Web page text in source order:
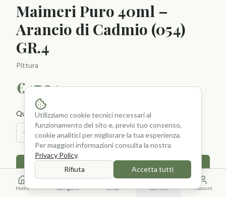
Maimeri Puro 40ml –
Arancio di Cadmio (054)
GR.4
Pittura
€47.34
Quantità
1
Aggiungi al Carrello
Home Categorie Cerca Carrello Account
Utilizziamo cookie tecnici necessari al
funzionamento del sito e, previo tuo consenso,
cookie analitici per migliorare la tua esperienza.
Per maggiori informazioni consulta la nostra
Privacy Policy.
Rifiuta
Accetta tutti